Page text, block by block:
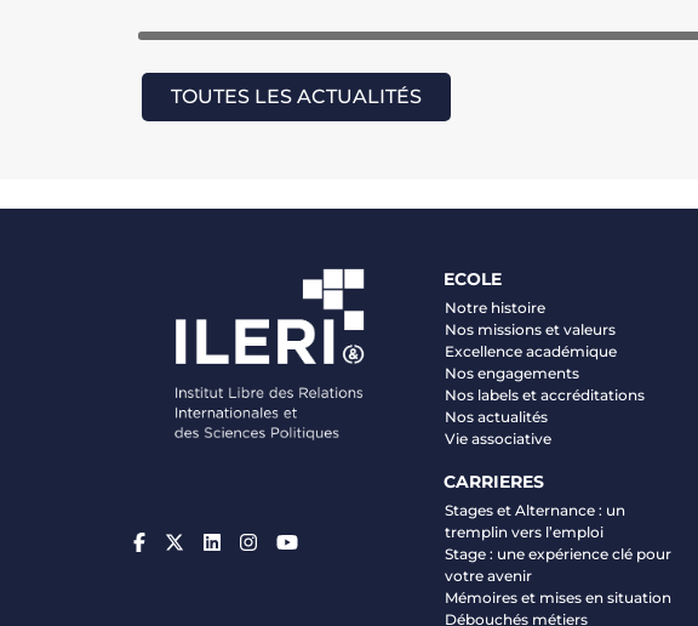
TOUTES LES ACTUALITÉS
ECOLE
Notre histoire
Nos missions et valeurs
Excellence académique
Nos engagements
Nos labels et accréditations
Nos actualités
Vie associative
CARRIERES
Stages et Alternance : un
tremplin vers l’emploi
Stage : une expérience clé pour
votre avenir
Mémoires et mises en situation
Débouchés métiers